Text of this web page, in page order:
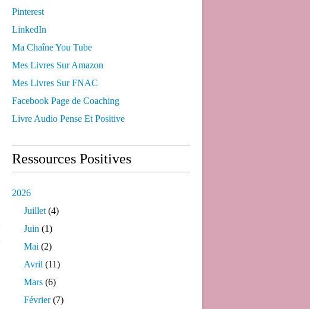
Pinterest
LinkedIn
Ma Chaîne You Tube
Mes Livres Sur Amazon
Mes Livres Sur FNAC
Facebook Page de Coaching
Livre Audio Pense Et Positive
Ressources Positives
2026
Juillet (4)
Juin (1)
Mai (2)
Avril (11)
Mars (6)
Février(7)